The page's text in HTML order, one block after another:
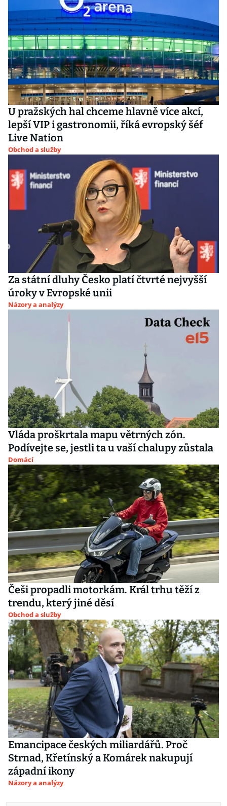
U pražských hal chceme hlavně více akcí,
lepší VIP i gastronomii, říká evropský šéf
Live Nation
Obchod a služby
Za státní dluhy Česko platí čtvrté nejvyšší
úroky v Evropské unii
Názory a analýzy
Vláda proškrtala mapu větrných zón.
Podívejte se, jestli ta u vaší chalupy zůstala
Domácí
Češi propadli motorkám. Král trhu těží z
trendu, který jiné děsí
Obchod a služby
Emancipace českých miliardářů. Proč
Strnad, Křetínský a Komárek nakupují
západní ikony
Názory a analýzy